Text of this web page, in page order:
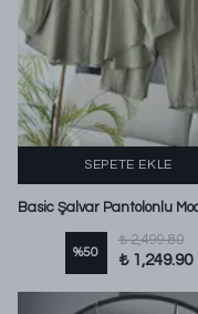
SEPETE EKLE
%50
₺ 2,499.80
₺ 1,249.90